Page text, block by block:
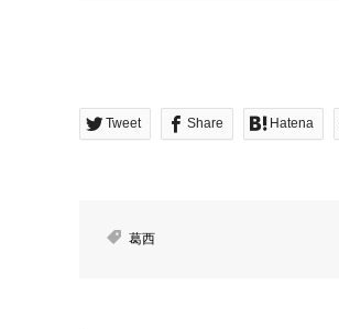
Tweet Share Hatena
葛西